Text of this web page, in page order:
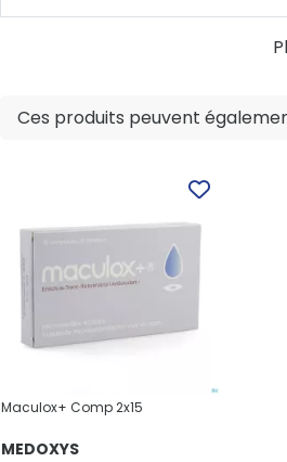
Ces produits peuvent
Maculox+ Comp 2x15
MEDOXYS